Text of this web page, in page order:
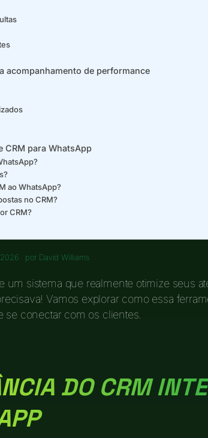
acompanhamento de performance
CRM para WhatsApp
ao WhatsApp?
no CRM?
CRM?
· por David Williams
um sistema que realmente otimize seus
Vamos explorar como essa
se conectar com os clientes.
DO CRM